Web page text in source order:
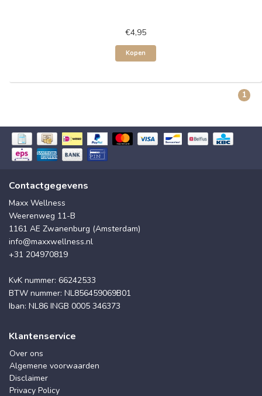
€4,95
Kopen
1
Contactgegevens
Maxx Wellness
Weerenweg 11-B
1161 AE Zwanenburg (Amsterdam)
info@maxxwellness.nl
+31 204970819
KvK nummer: 66242533
BTW nummer: NL856459069B01
Iban: NL86 INGB 0005 346373
Klantenservice
Over ons
Algemene voorwaarden
Disclaimer
Privacy Policy